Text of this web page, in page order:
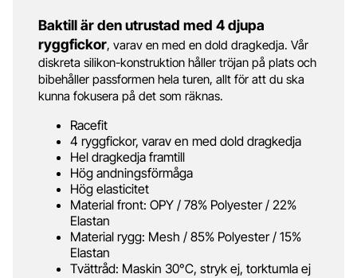
Baktill är den utrustad med 4 djupa
ryggfickor, varav en med en dold dragkedja. Vår
diskreta silikon-konstruktion håller tröjan på plats och
bibehåller passformen hela turen, allt för att du ska
kunna fokusera på det som räknas.
Racefit
4 ryggfickor, varav en med dold dragkedja
Hel dragkedja framtill
Hög andningsförmåga
Hög elasticitet
Material front: OPY / 78% Polyester / 22%
Elastan
Material rygg: Mesh / 85% Polyester / 15%
Elastan
Tvättråd: Maskin 30°C, stryk ej, torktumla ej